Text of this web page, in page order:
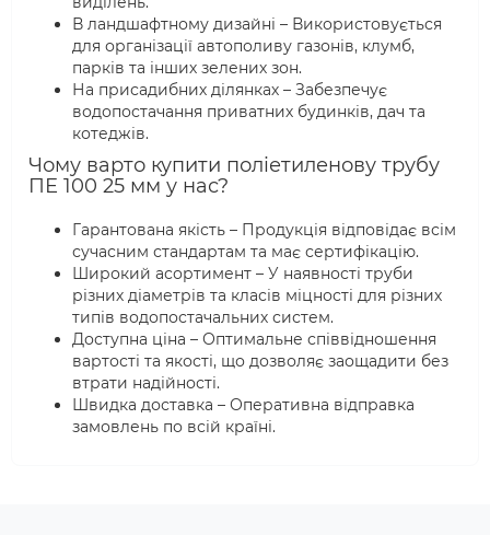
В ландшафтному дизайні – Використовується
для організації автополиву газонів, клумб,
парків та інших зелених зон.
На присадибних ділянках – Забезпечує
водопостачання приватних будинків, дач та
котеджів.
Чому варто купити поліетиленову трубу
ПЕ 100 25 мм у нас?
Гарантована якість – Продукція відповідає всім
сучасним стандартам та має сертифікацію.
Широкий асортимент – У наявності труби
різних діаметрів та класів міцності для різних
типів водопостачальних систем.
Доступна ціна – Оптимальне співвідношення
вартості та якості, що дозволяє заощадити без
втрати надійності.
Швидка доставка – Оперативна відправка
замовлень по всій країні.